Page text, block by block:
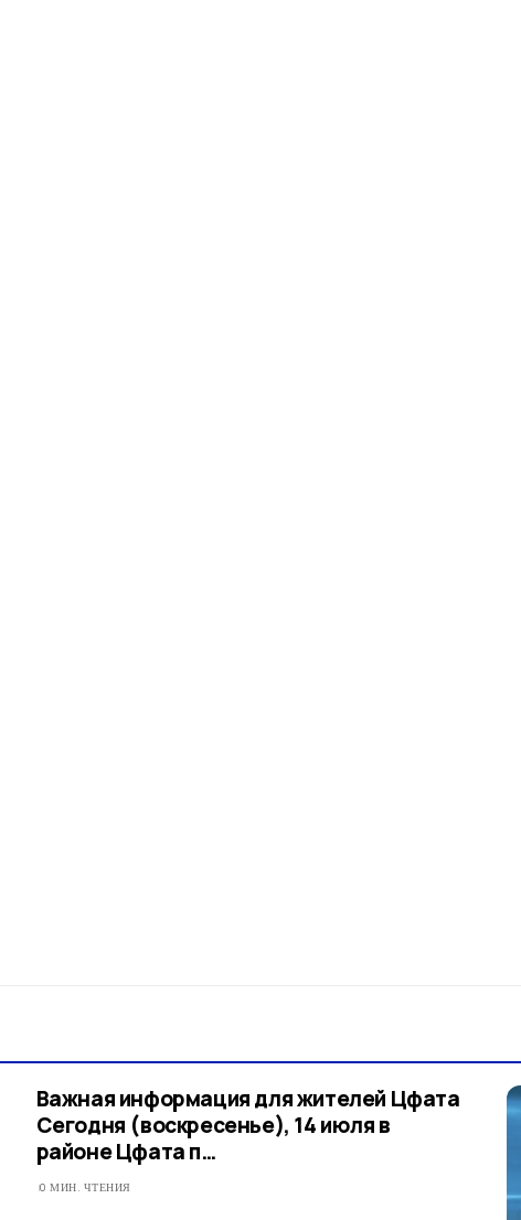
Важная информация для жителей Цфата
Сегодня (воскресенье), 14 июля в
районе Цфата п…​
0 МИН. ЧТЕНИЯ